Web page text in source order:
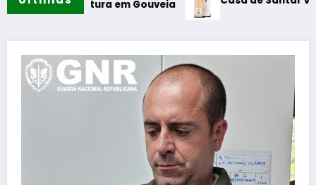
Leitura em Gouveia